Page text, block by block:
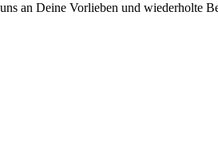
an Deine Vorlieben und wiederholte